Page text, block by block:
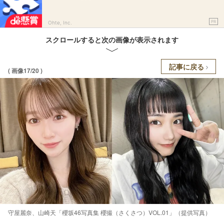
Ohte, Inc. PR
スクロールすると次の画像が表示されます
( 画像17/20 ) 記事に戻る
守屋麗奈、山崎天「櫻坂46写真集 櫻撮（さくさつ）VOL.01」（提供写真）